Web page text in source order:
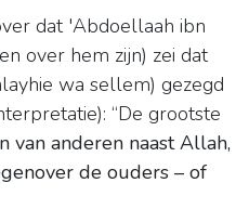
dat 'Abdoellaah ibn
over hem zijn) zei dat
wa sellem) gezegd
“De grootste
van anderen naast Allah,
de ouders – of